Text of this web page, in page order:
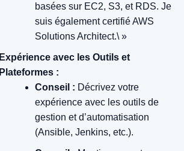
basées sur EC2, S3, et RDS. Je
suis également certifié AWS
Solutions Architect.\ »
Expérience avec les Outils et
Plateformes :
Conseil : Décrivez votre
expérience avec les outils de
gestion et d’automatisation
(Ansible, Jenkins, etc.).